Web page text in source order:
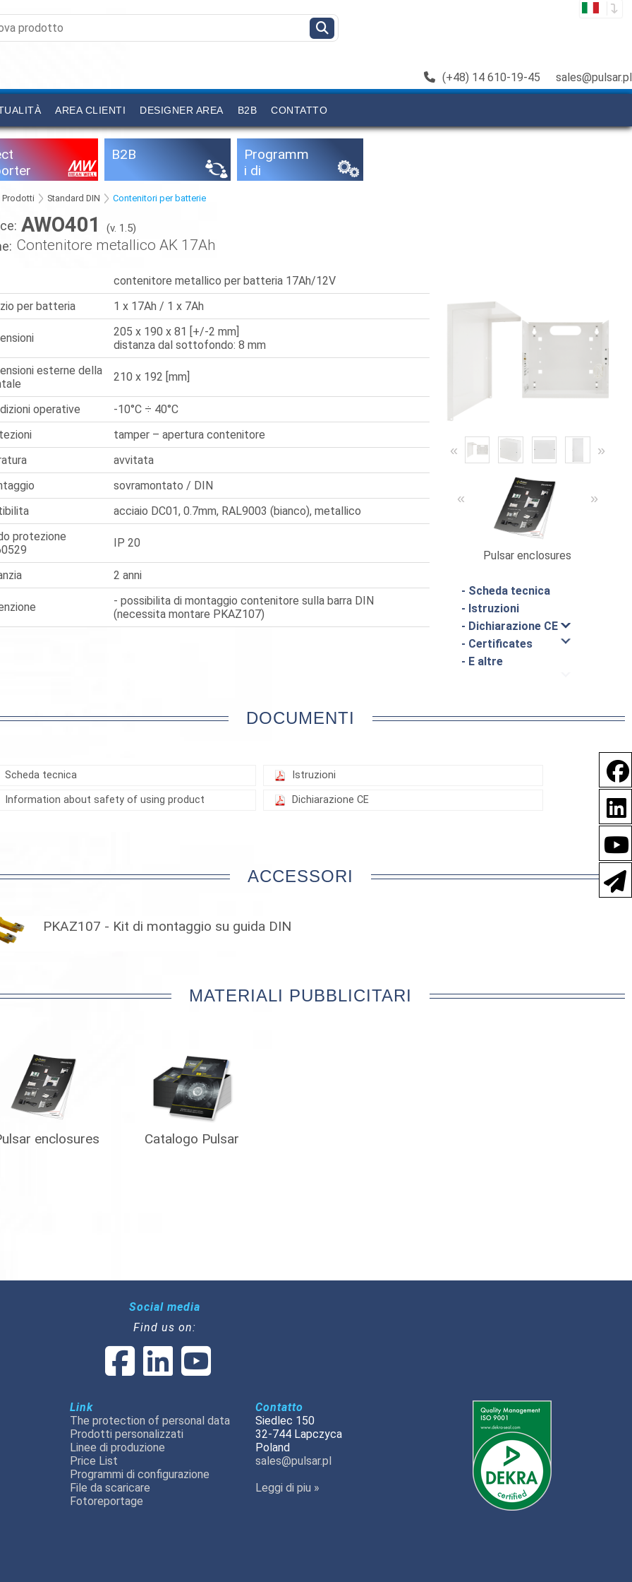
(+48) 14 610-19-45 sales@pulsar.pl
AREA CLIENTI DESIGNER AREA B2B CONTATTO
B2B
Programm
i di
Prodotti Standard DIN Contenitori per batterie
AWO401 (v. 1.5)
Contenitore metallico AK 17Ah
contenitore metallico per batteria 17Ah/12V
per batteria
1 x 17Ah / 1 x 7Ah
205 x 190 x 81 [+/-2 mm]
distanza dal sottofondo: 8 mm
esterne della
210 x 192 [mm]
operative
-10°C ÷ 40°C
tamper – apertura contenitore
avvitata
sovramontato / DIN
acciaio DC01, 0.7mm, RAL9003 (bianco), metallico
protezione
IP 20
2 anni
- possibilita di montaggio contenitore sulla barra DIN
(necessita montare PKAZ107)
« »
Pulsar enclosures
« »
- Scheda tecnica
- Istruzioni
- Dichiarazione CE
- Certificates
- E altre
DOCUMENTI
Scheda tecnica Istruzioni
Information about safety of using product Dichiarazione CE
ACCESSORI
PKAZ107 - Kit di montaggio su guida DIN
MATERIALI PUBBLICITARI
enclosures Catalogo Pulsar
Social media
Find us on:
Link
The protection of personal data
Prodotti personalizzati
Linee di produzione
Price List
Programmi di configurazione
File da scaricare
Fotoreportage
Contatto
Siedlec 150
32-744 Lapczyca
Poland
sales@pulsar.pl
Leggi di piu »